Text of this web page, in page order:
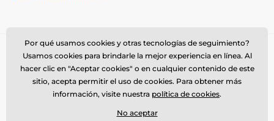
Por qué usamos cookies y otras tecnologías de seguimiento?
Usamos cookies para brindarle la mejor experiencia en línea. Al
hacer clic en "Aceptar cookies" o en cualquier contenido de este
sitio, acepta permitir el uso de cookies. Para obtener más
información, visite nuestra política de cookies.
No aceptar